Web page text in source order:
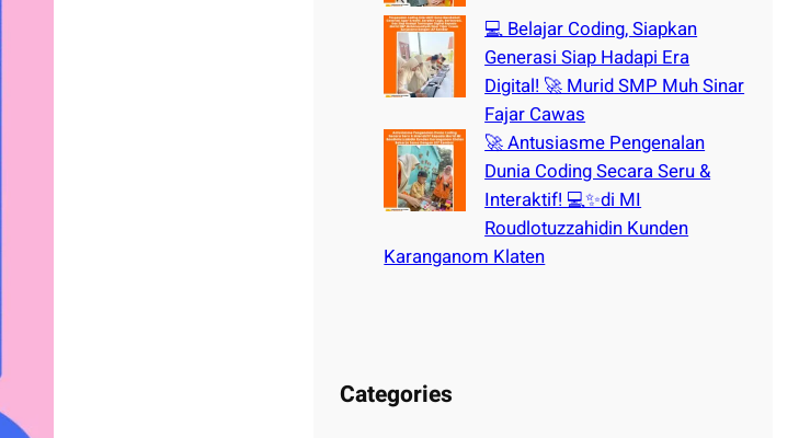
💻 Belajar Coding, Siapkan
Generasi Siap Hadapi Era
Digital! 🚀 Murid SMP Muh Sinar
Fajar Cawas
🚀 Antusiasme Pengenalan
Dunia Coding Secara Seru &
Interaktif! 💻✨di MI
Roudlotuzzahidin Kunden
Karanganom Klaten
Categories